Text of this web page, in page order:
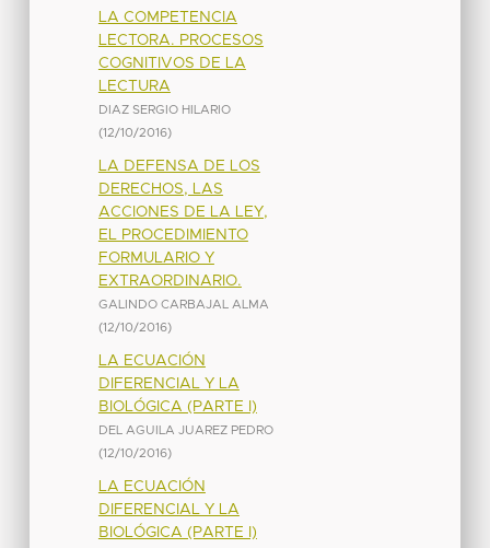
LA COMPETENCIA
LECTORA. PROCESOS
COGNITIVOS DE LA
LECTURA
DIAZ SERGIO HILARIO
(12/10/2016)
LA DEFENSA DE LOS
DERECHOS, LAS
ACCIONES DE LA LEY,
EL PROCEDIMIENTO
FORMULARIO Y
EXTRAORDINARIO.
GALINDO CARBAJAL ALMA
(12/10/2016)
LA ECUACIÓN
DIFERENCIAL Y LA
BIOLÓGICA (PARTE I)
DEL AGUILA JUAREZ PEDRO
(12/10/2016)
LA ECUACIÓN
DIFERENCIAL Y LA
BIOLÓGICA (PARTE I)